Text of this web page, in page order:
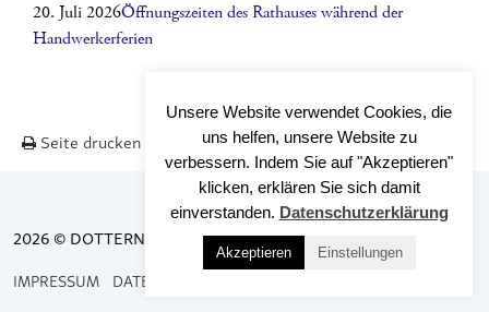
20. Juli 2026Öffnungszeiten des Rathauses während der
Handwerkerferien
Seite drucken Nach OBEN
2026 © DOTTERNHAUSEN
IMPRESSUM DATENSCHUTZ
Unsere Website verwendet Cookies, die
uns helfen, unsere Website zu
verbessern. Indem Sie auf "Akzeptieren"
klicken, erklären Sie sich damit
einverstanden. Datenschutzerklärung
Akzeptieren Einstellungen